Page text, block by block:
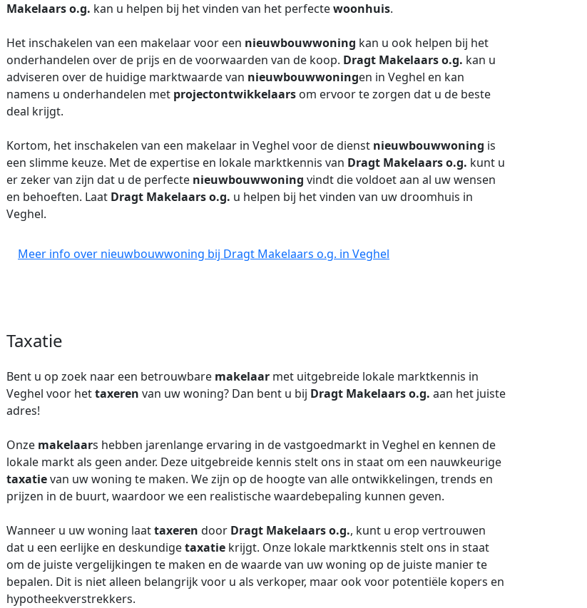
Makelaars o.g. kan u helpen bij het vinden van het perfectewoonhuis.
Het inschakelen van een makelaar voor een nieuwbouwwoning kan u ook helpen bij het
onderhandelen over de prijs en de voorwaarden van de koop. Dragt Makelaars o.g. kan u
adviseren over de huidige marktwaarde van nieuwbouwwoningen in Veghel en kan
namens u onderhandelen met projectontwikkelaars om ervoor te zorgen dat u de beste
deal krijgt.
Kortom, het inschakelen van een makelaar in Veghel voor de dienst nieuwbouwwoning is
een slimme keuze. Met de expertise en lokale marktkennis van Dragt Makelaars o.g. kunt u
er zeker van zijn dat u de perfecte nieuwbouwwoning vindt die voldoet aan al uw wensen
en behoeften. Laat Dragt Makelaars o.g. u helpen bij het vinden van uw droomhuis in
Veghel.
Meer info over nieuwbouwwoning bij Dragt Makelaars o.g. in Veghel
Taxatie
Bent u op zoek naar een betrouwbare makelaar met uitgebreide lokale marktkennis in
Veghel voor hettaxeren van uw woning? Dan bent u bij Dragt Makelaars o.g. aan het juiste
adres!
Onze makelaars hebben jarenlange ervaring in de vastgoedmarkt in Veghel en kennen de
lokale markt als geen ander. Deze uitgebreide kennis stelt ons in staat om een nauwkeurige
taxatievan uw woning te maken. We zijn op de hoogte van alle ontwikkelingen, trends en
prijzen in de buurt, waardoor we een realistische waardebepaling kunnen geven.
Wanneer u uw woning laattaxeren door Dragt Makelaars o.g., kunt u erop vertrouwen
dat u een eerlijke en deskundigetaxatie krijgt. Onze lokale marktkennis stelt ons in staat
om de juiste vergelijkingen te maken en de waarde van uw woning op de juiste manier te
bepalen. Dit is niet alleen belangrijk voor u als verkoper, maar ook voor potentiële kopers en
hypotheekverstrekkers.